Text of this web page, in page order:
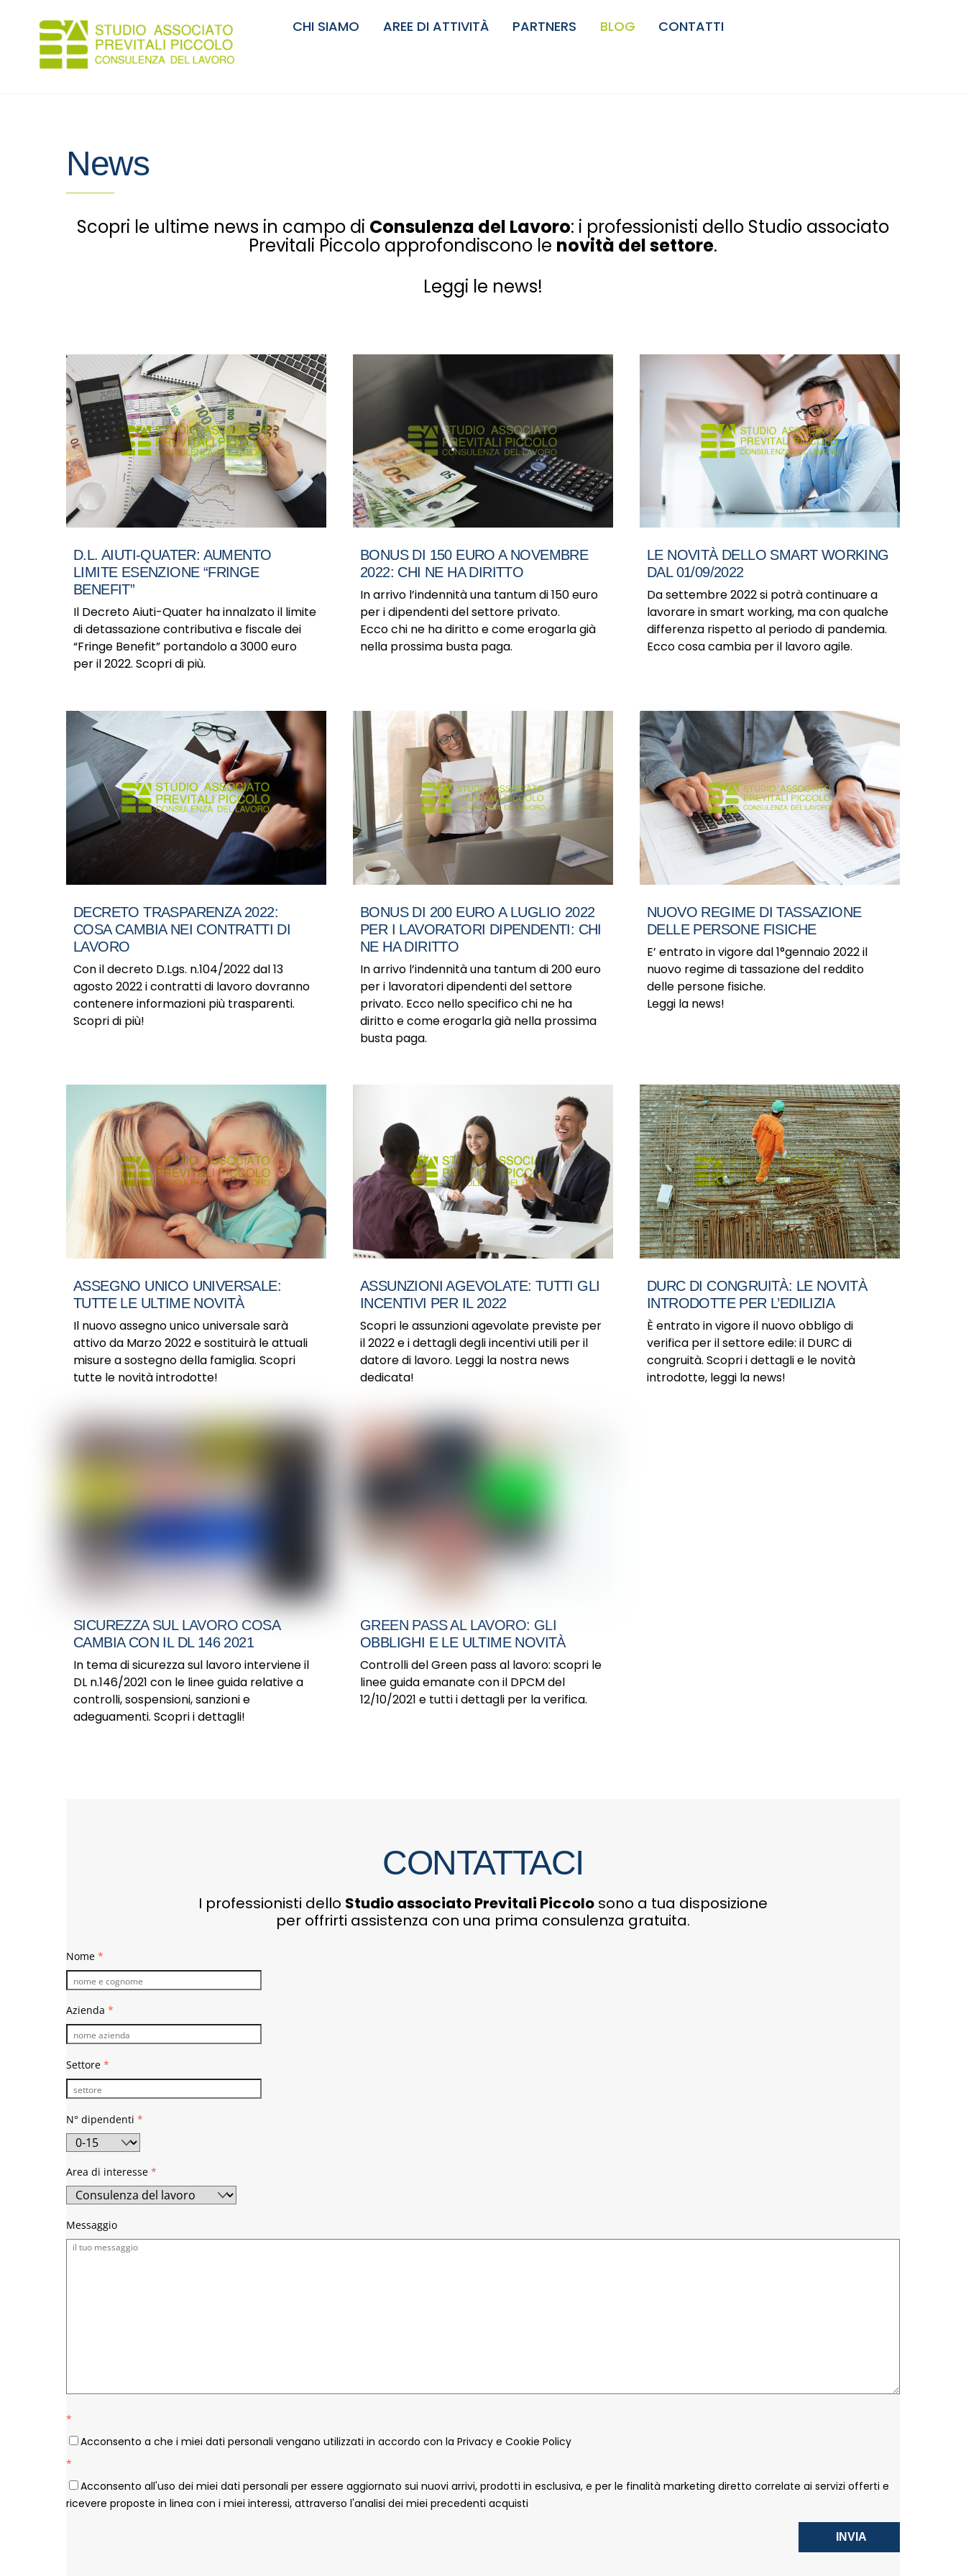
content
CHI SIAMO AREE DI ATTIVITÀ PARTNERS BLOG CONTATTI
News
Scopri le ultime news in campo di Consulenza del Lavoro: i professionisti dello Studio associato
Previtali Piccolo approfondiscono le novità del settore.
Leggi le news!
D.L. AIUTI-QUATER: AUMENTO
LIMITE ESENZIONE “FRINGE
BENEFIT”
Il Decreto Aiuti-Quater ha innalzato il limite
di detassazione contributiva e fiscale dei
“Fringe Benefit” portandolo a 3000 euro
per il 2022. Scopri di più.
BONUS DI 150 EURO A NOVEMBRE
2022: CHI NE HA DIRITTO
In arrivo l’indennità una tantum di 150 euro
per i dipendenti del settore privato.
Ecco chi ne ha diritto e come erogarla già
nella prossima busta paga.
LE NOVITÀ DELLO SMART WORKING
DAL 01/09/2022
Da settembre 2022 si potrà continuare a
lavorare in smart working, ma con qualche
differenza rispetto al periodo di pandemia.
Ecco cosa cambia per il lavoro agile.
DECRETO TRASPARENZA 2022:
COSA CAMBIA NEI CONTRATTI DI
LAVORO
Con il decreto D.Lgs. n.104/2022 dal 13
agosto 2022 i contratti di lavoro dovranno
contenere informazioni più trasparenti.
Scopri di più!
BONUS DI 200 EURO A LUGLIO 2022
PER I LAVORATORI DIPENDENTI: CHI
NE HA DIRITTO
In arrivo l’indennità una tantum di 200 euro
per i lavoratori dipendenti del settore
privato. Ecco nello specifico chi ne ha
diritto e come erogarla già nella prossima
busta paga.
NUOVO REGIME DI TASSAZIONE
DELLE PERSONE FISICHE
E’ entrato in vigore dal 1°gennaio 2022 il
nuovo regime di tassazione del reddito
delle persone fisiche.
Leggi la news!
ASSEGNO UNICO UNIVERSALE:
TUTTE LE ULTIME NOVITÀ
Il nuovo assegno unico universale sarà
attivo da Marzo 2022 e sostituirà le attuali
misure a sostegno della famiglia. Scopri
tutte le novità introdotte!
ASSUNZIONI AGEVOLATE: TUTTI GLI
INCENTIVI PER IL 2022
Scopri le assunzioni agevolate previste per
il 2022 e i dettagli degli incentivi utili per il
datore di lavoro. Leggi la nostra news
dedicata!
DURC DI CONGRUITÀ: LE NOVITÀ
INTRODOTTE PER L’EDILIZIA
È entrato in vigore il nuovo obbligo di
verifica per il settore edile: il DURC di
congruità. Scopri i dettagli e le novità
introdotte, leggi la news!
SICUREZZA SUL LAVORO COSA
CAMBIA CON IL DL 146 2021
In tema di sicurezza sul lavoro interviene il
DL n.146/2021 con le linee guida relative a
controlli, sospensioni, sanzioni e
adeguamenti. Scopri i dettagli!
GREEN PASS AL LAVORO: GLI
OBBLIGHI E LE ULTIME NOVITÀ
Controlli del Green pass al lavoro: scopri le
linee guida emanate con il DPCM del
12/10/2021 e tutti i dettagli per la verifica.
CONTATTACI
I professionisti dello Studio associato Previtali Piccolo sono a tua disposizione
per offrirti assistenza con una prima consulenza gratuita.
Nome *
Azienda *
Settore *
N° dipendenti *
Area di interesse *
Messaggio
*
Acconsento a che i miei dati personali vengano utilizzati in accordo con la Privacy e Cookie Policy
*
Acconsento all'uso dei miei dati personali per essere aggiornato sui nuovi arrivi, prodotti in esclusiva, e per le finalità marketing diretto correlate ai servizi offerti e
ricevere proposte in linea con i miei interessi, attraverso l'analisi dei miei precedenti acquisti
INVIA